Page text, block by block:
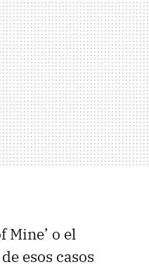
Mine’ o el
esos casos